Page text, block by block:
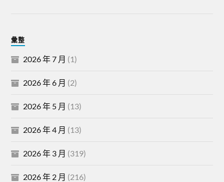
彙整
2026 年 7 月 (1)
2026 年 6 月 (2)
2026 年 5 月 (13)
2026 年 4 月 (13)
2026 年 3 月 (319)
2026 年 2 月 (216)